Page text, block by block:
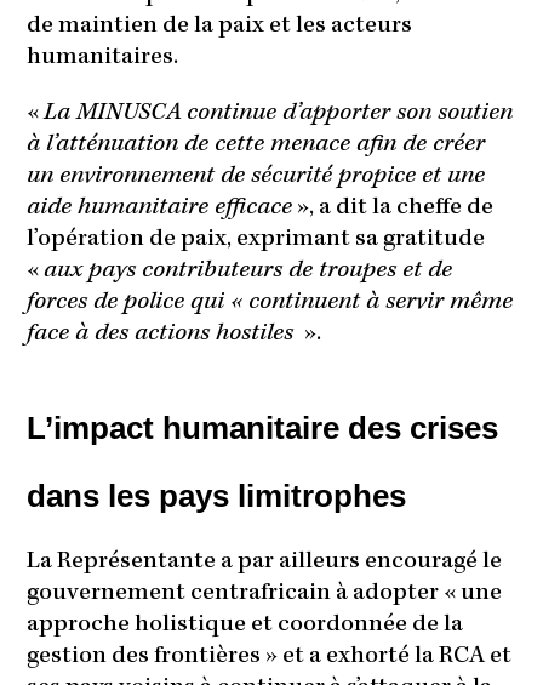
de maintien de la paix et les acteurs
humanitaires.
«La MINUSCA continue d’apporter son soutien
à l’atténuation de cette menace afin de créer
un environnement de sécurité propice et une
aide humanitaire efficace », a dit la cheffe de
l’opération de paix, exprimant sa gratitude
«aux pays contributeurs de troupes et de
forces de police qui « continuent à servir même
face à des actions hostiles ».
L’impact humanitaire des crises
dans les pays limitrophes
La Représentante a par ailleurs encouragé le
gouvernement centrafricain à adopter « une
approche holistique et coordonnée de la
gestion des frontières » et a exhorté la RCA et